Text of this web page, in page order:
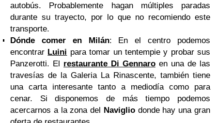
autobús. Probablemente hagan múltiples paradas
durante su trayecto, por lo que no recomiendo este
transporte.
Dónde comer en Milán: En el centro podemos
encontrar Luini para tomar un tentempie y probar sus
Panzerotti. El restaurante Di Gennaro en una de las
travesías de la Galeria La Rinascente, también tiene
una carta interesante tanto a mediodía como para
cenar. Si disponemos de más tiempo podemos
acercarnos a la zona del Naviglio donde hay una gran